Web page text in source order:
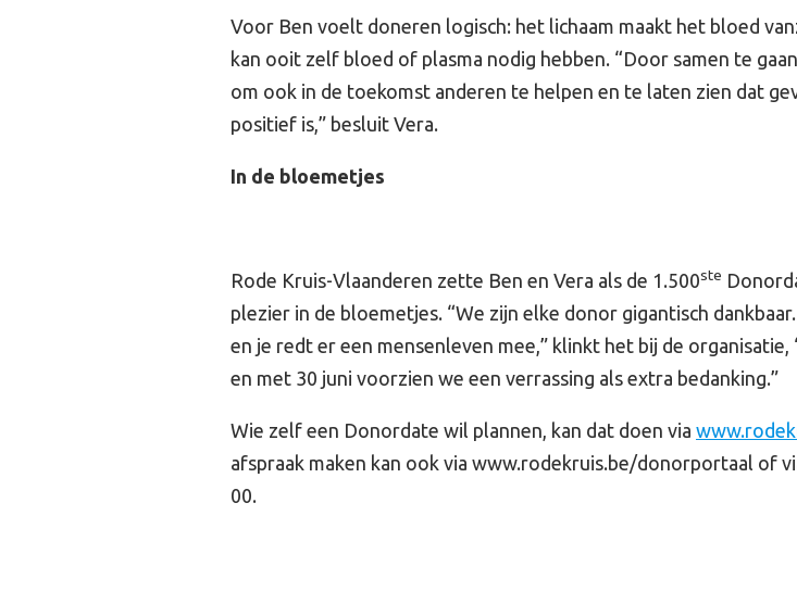
Voor Ben voelt doneren logisch: het lichaam maakt het bloed
kan ooit zelf bloed of plasma nodig hebben. “Door samen te
om ook in de toekomst anderen te helpen en te laten zien dat
positief is,” besluit Vera.
In de bloemetjes
Rode Kruis-Vlaanderen zette Ben en Vera als de 1.500ste
plezier in de bloemetjes. “We zijn elke donor gigantisch
en je redt er een mensenleven mee,” klinkt het bij de
en met 30 juni voorzien we een verrassing als extra bedanking.”
Wie zelf een Donordate wil plannen, kan dat doen via
afspraak maken kan ook via www.rodekruis.be/donorportaal of
00.